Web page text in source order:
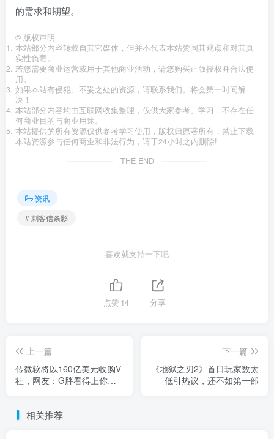
的需求和期望。
© 版权声明
本站部分内容转载自其它媒体，但并不代表本站赞同其观点和对其真
实性负责。
若您需要商业运营或用于其他商业活动，请您购买正版授权并合法使
用。
如果本站有侵犯、不妥之处的资源，请联系我们。将会第一时间解
决！
本站部分内容均由互联网收集整理，仅供大家参考、学习，不存在任
何商业目的与商业用途。
本站提供的所有资源仅供参考学习使用，版权归原著所有，禁止下载
本站资源参与任何商业和非法行为，请于24小时之内删除!
THE END
资讯
# 刺客信条影
喜欢就支持一下吧
点赞14 分享
上一篇
传微软将以160亿美元收购V
社，网友：G胖看得上你这
下一篇
《地狱之刃2》首日玩家数太
低引热议，还不如第一部
相关推荐